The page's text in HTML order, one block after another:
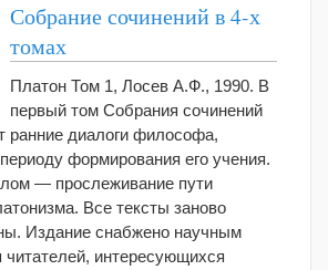
Собрание сочинений в 4-х
томах
Платон Том 1, Лосев А.Ф., 1990. В
первый том Собрания сочинений
ранние диалоги философа,
формирования его учения.
— прослеживание пути
Все тексты заново
Издание снабжено научным
интересующихся